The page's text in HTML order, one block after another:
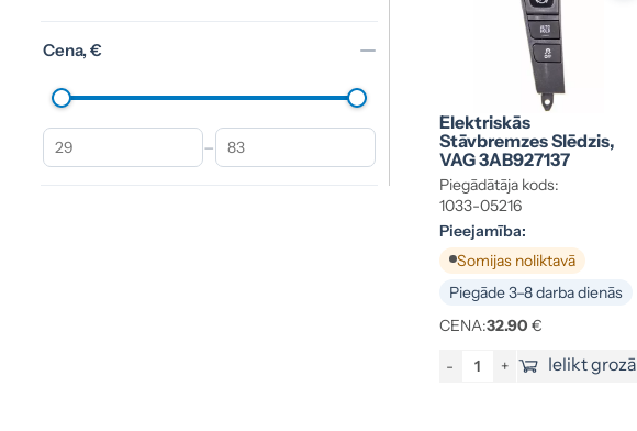
Cena, €
–
Elektriskās
Stāvbremzes Slēdzis,
VAG 3AB927137
Piegādātāja kods:
1033-05216
Pieejamība:
Somijas noliktavā
Piegāde 3–8 darba dienās
CENA:32.90 €
- + Ielikt grozā